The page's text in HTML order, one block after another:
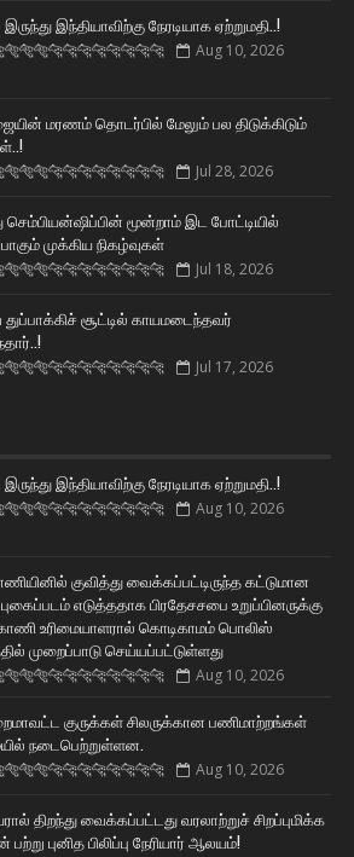
இந்தியாவிற்கு நேரடியாக ஏற்றுமதி..!
Aug 10, 2026
மரணம் தொடர்பில் மேலும் பல திடுக்கிடும்
Jul 28, 2026
செம்பியன்ஷிப்பின் மூன்றாம் இட போட்டியில்
முக்கிய நிகழ்வுகள்
Jul 18, 2026
சூட்டில் காயமடைந்தவர்
Jul 17, 2026
இந்தியாவிற்கு நேரடியாக ஏற்றுமதி..!
Aug 10, 2026
குவித்து வைக்கப்பட்டிருந்த கட்டுமான
எடுத்ததாக பிரதேசசபை உறுப்பினருக்கு
உரிமையாளரால் கொடிகாமம் பொலிஸ்
முறைப்பாடு செய்யப்பட்டுள்ளது
Aug 10, 2026
குருக்கள் சிலருக்கான பணிமாற்றங்கள்
நடைபெற்றுள்ளன.
Aug 10, 2026
திறந்து வைக்கப்பட்டது வரலாற்றுச் சிறப்புமிக்க
புனித பிலிப்பு நேரியார் ஆலயம்!